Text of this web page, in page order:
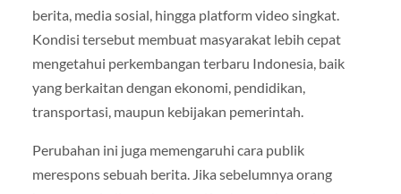
berita, media sosial, hingga platform video singkat.
Kondisi tersebut membuat masyarakat lebih cepat
mengetahui perkembangan terbaru Indonesia, baik
yang berkaitan dengan ekonomi, pendidikan,
transportasi, maupun kebijakan pemerintah.
Perubahan ini juga memengaruhi cara publik
merespons sebuah berita. Jika sebelumnya orang